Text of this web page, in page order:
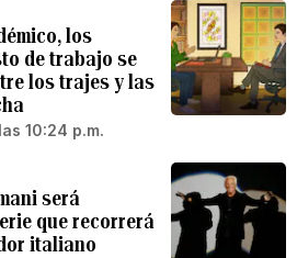
los
de trabajo se
los trajes y las
10:24 p.m.
será
que recorrerá
italiano